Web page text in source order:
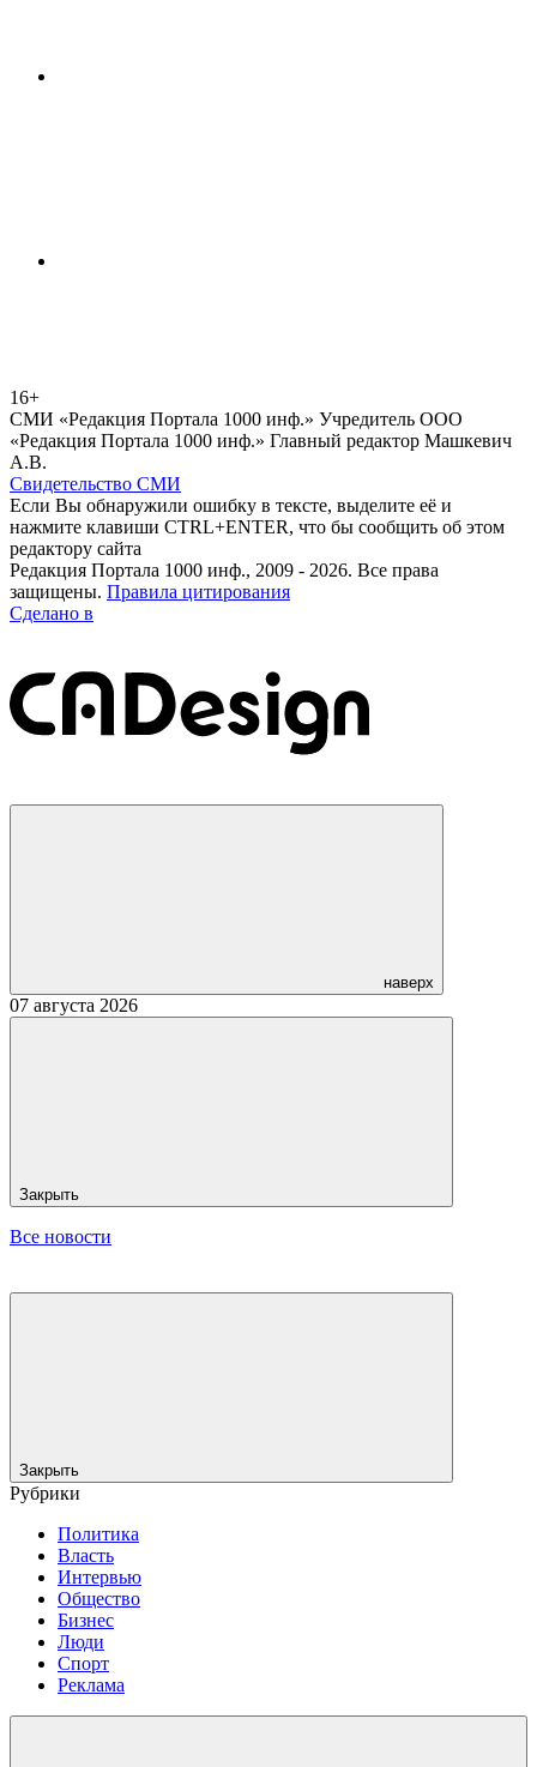
16+
СМИ «Редакция Портала 1000 инф.» Учредитель ООО
«Редакция Портала 1000 инф.» Главный редактор Машкевич
А.В.
Свидетельство СМИ
Если Вы обнаружили ошибку в тексте, выделите её и
нажмите клавиши CTRL+ENTER, что бы сообщить об этом
редактору сайта
Редакция Портала 1000 инф., 2009 - 2026. Все права
защищены. Правила цитирования
Сделано в
наверх
07 августа 2026
Закрыть
Все новости
Закрыть
Рубрики
Политика
Власть
Интервью
Общество
Бизнес
Люди
Спорт
Реклама